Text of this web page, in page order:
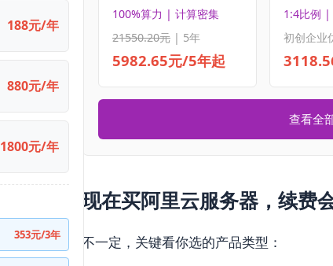
100%算力 | 计算密集
21550.20元| 5年
5982.65元/5年起
1:4比例 |
初创企业
查看全
现在买阿里云服务器，续费
不一定，关键看你选的产品类型：
188元/年
880元/年
1800元/年
353元/3年